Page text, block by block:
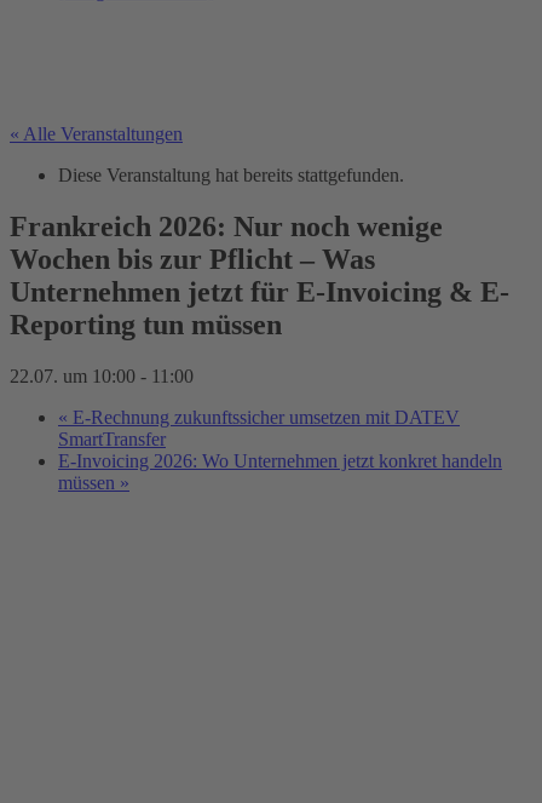
« Alle Veranstaltungen
Diese Veranstaltung hat bereits stattgefunden.
Frankreich 2026: Nur noch wenige
Wochen bis zur Pflicht – Was
Unternehmen jetzt für E-Invoicing & E-
Reporting tun müssen
22.07. um 10:00 - 11:00
« E-Rechnung zukunftssicher umsetzen mit DATEV
SmartTransfer
E-Invoicing 2026: Wo Unternehmen jetzt konkret handeln
müssen »